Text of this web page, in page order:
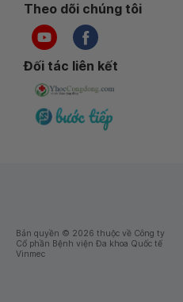
Theo dõi chúng tôi
Đối tác liên kết
Bản quyền © 2026 thuộc về Công ty
Cổ phần Bệnh viện Đa khoa Quốc tế
Vinmec